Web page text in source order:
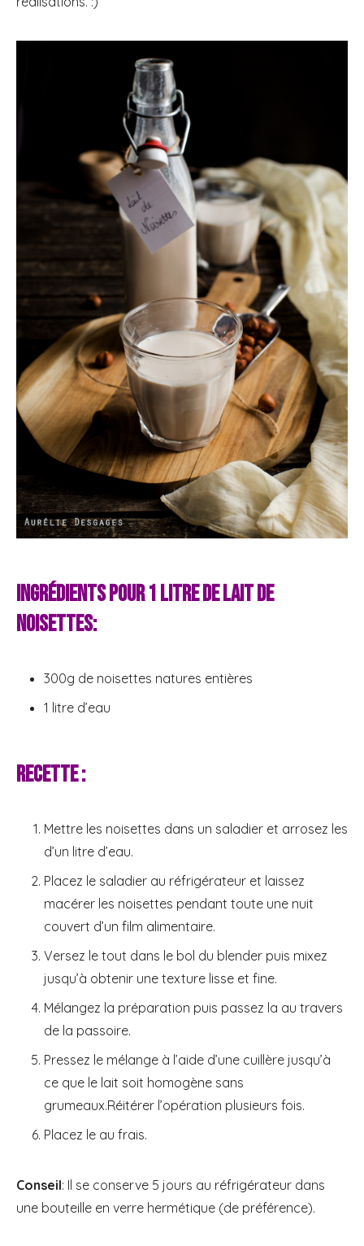
Ingrédients pour 1 litre de lait de
noisettes:
300g de noisettes natures entières
1 litre d’eau
Recette :
Mettre les noisettes dans un saladier et arrosez les
d’un litre d’eau.
Placez le saladier au réfrigérateur et laissez
macérer les noisettes pendant toute une nuit
couvert d’un film alimentaire.
Versez le tout dans le bol du blender puis mixez
jusqu’à obtenir une texture lisse et fine.
Mélangez la préparation puis passez la au travers
de la passoire.
Pressez le mélange à l’aide d’une cuillère jusqu’à
ce que le lait soit homogène sans
grumeaux.Réitérer l’opération plusieurs fois.
Placez le au frais.
Conseil: Il se conserve 5 jours au réfrigérateur dans
une bouteille en verre hermétique (de préférence).